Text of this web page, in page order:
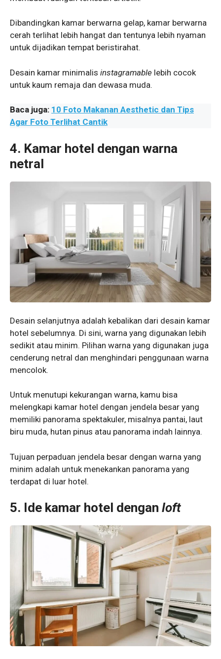
Dibandingkan kamar berwarna gelap, kamar berwarna
cerah terlihat lebih hangat dan tentunya lebih nyaman
untuk dijadikan tempat beristirahat.
Desain kamar minimalis instagramable lebih cocok
untuk kaum remaja dan dewasa muda.
Baca juga: 10 Foto Makanan Aesthetic dan Tips
Agar Foto Terlihat Cantik
4. Kamar hotel dengan warna
netral
Desain selanjutnya adalah kebalikan dari desain kamar
hotel sebelumnya. Di sini, warna yang digunakan lebih
sedikit atau minim. Pilihan warna yang digunakan juga
cenderung netral dan menghindari penggunaan warna
mencolok.
Untuk menutupi kekurangan warna, kamu bisa
melengkapi kamar hotel dengan jendela besar yang
memiliki panorama spektakuler, misalnya pantai, laut
biru muda, hutan pinus atau panorama indah lainnya.
Tujuan perpaduan jendela besar dengan warna yang
minim adalah untuk menekankan panorama yang
terdapat di luar hotel.
5. Ide kamar hotel dengan loft